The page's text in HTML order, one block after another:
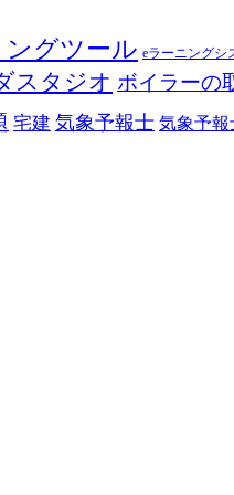
グツール eラーニングシ
スタジオ ボイラーの
宅建 気象予報士 気象予報